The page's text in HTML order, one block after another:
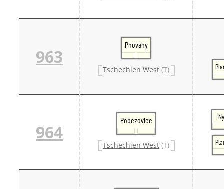
963
Pnovany
Tschechien West (T)
964
Pobezovice
Tschechien West (T)